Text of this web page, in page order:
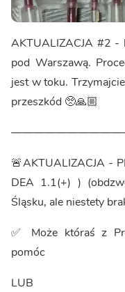
AKTUALIZACJA #2 -
pod Warszawą.
jest w toku.
przeszkód 🥺🙏🏼
🚨AKTUALIZACJA -
DEA 1.1(+) )
Śląsku, ale niestety
✅ Może któraś z
pomóc
LUB